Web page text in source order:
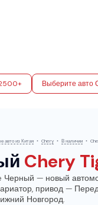
Выберите
авто из Китая • Chery • В наличии •
Chery
— новый
привод —
Новгород.